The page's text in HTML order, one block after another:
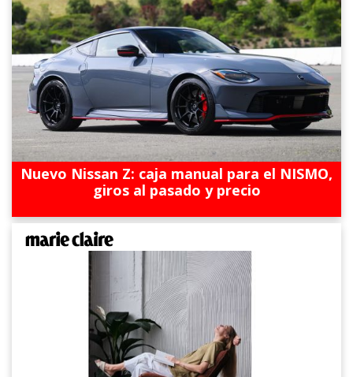
Nuevo Nissan Z: caja manual para el NISMO,
giros al pasado y precio